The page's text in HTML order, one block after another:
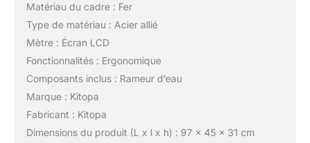
Matériau du cadre : Fer
Type de matériau : Acier allié
Mètre : Écran LCD
Fonctionnalités : Ergonomique
Composants inclus : Rameur d’eau
Marque : Kitopa
Fabricant : Kitopa
Dimensions du produit (L x l x h) : 97 x 45 x 31 cm